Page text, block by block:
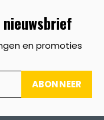
en promoties
ABONNEER